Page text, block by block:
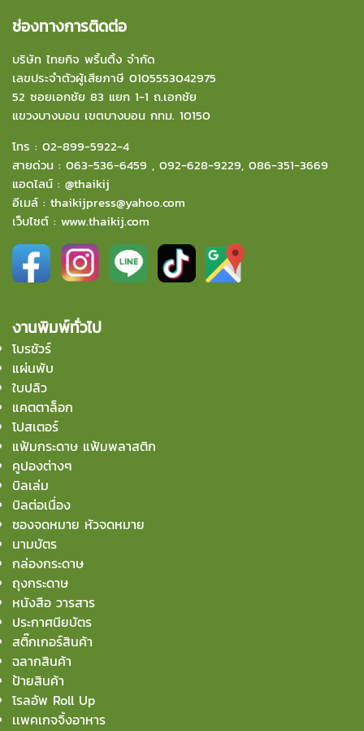
ช่องทางการติดต่อ
บริษัท ไทยกิจ พริ้นติ้ง จำกัด
เลขประจำตัวผู้เสียภาษี 0105553042975
52 ซอยเอกชัย 83 แยก 1-1 ถ.เอกชัย
แขวงบางบอน เขตบางบอน กทม. 10150
โทร : 02-899-5922-4
สายด่วน : 063-536-6459 , 092-628-9229, 086-351-3669
แอดไลน์ : @thaikij
อีเมล์ : thaikijpress@yahoo.com
เว็บไซต์ : www.thaikij.com
งานพิมพ์ทั่วไป
โบรชัวร์
แผ่นพับ
ใบปลิว
แคตตาล็อก
โปสเตอร์
แฟ้มกระดาษ แฟ้มพลาสติก
คูปองต่างๆ
บิลเล่ม
บิลต่อเนื่อง
ซองจดหมาย หัวจดหมาย
นามบัตร
กล่องกระดาษ
ถุงกระดาษ
หนังสือ วารสาร
ประกาศนียบัตร
สติ๊กเกอร์สินค้า
ฉลากสินค้า
ป้ายสินค้า
โรลอัพ Roll Up
เเพคเกจจิ้งอาหาร